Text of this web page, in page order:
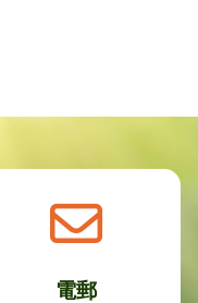
電郵